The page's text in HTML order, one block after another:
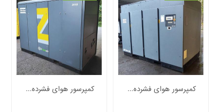
کمپرسور هوای فشرده اطلس کوپکو 10 بار مدل ZR 400 کمپرسور هوای فشرده اطلس کوپکو 10 بار مدل ZR 160